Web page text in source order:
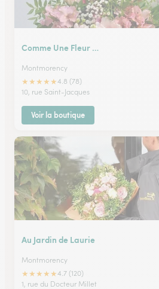
Comme Une Fleur …
Montmorency
★★★★★4.8 (78)
10, rue Saint-Jacques
Voir la boutique
Au Jardin de Laurie
Montmorency
★★★★★4.7 (120)
1, rue du Docteur Millet